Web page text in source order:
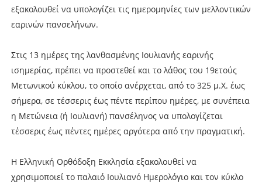
εξακολουθεί να υπολογίζει τις ημερομηνίες των μελλοντικών
εαρινών πανσελήνων.
Στις 13 ημέρες της λανθασμένης Ιουλιανής εαρινής
ισημερίας, πρέπει να προστεθεί και το λάθος του 19ετούς
Μετωνικού κύκλου, το οποίο ανέρχεται, από το 325 μ.Χ. έως
σήμερα, σε τέσσερις έως πέντε περίπου ημέρες, με συνέπεια
η Μετώνεια (ή Ιουλιανή) πανσέληνος να υπολογίζεται
τέσσερις έως πέντες ημέρες αργότερα από την πραγματική.
Η Ελληνική Ορθόδοξη Εκκλησία εξακολουθεί να
χρησιμοποιεί το παλαιό Ιουλιανό Ημερολόγιο και τον κύκλο